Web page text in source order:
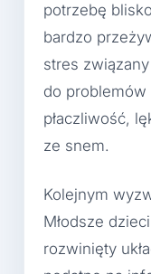
potrzebę
bardzo
stres
do problemów
płaczliwość,
ze snem.
Kolejnym
Młodsze
rozwinięty